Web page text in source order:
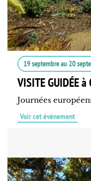
19 septembreau 20
VISITE GUIDÉE
Journées
Voir cet événement